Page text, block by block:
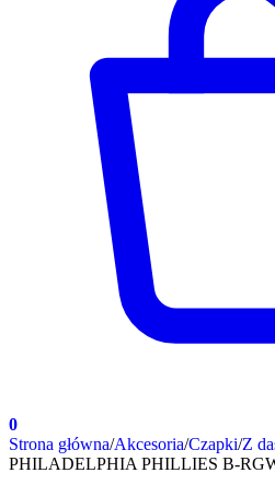
0
Strona główna/Akcesoria/Czapki/Z
PHILADELPHIA PHILLIES B-